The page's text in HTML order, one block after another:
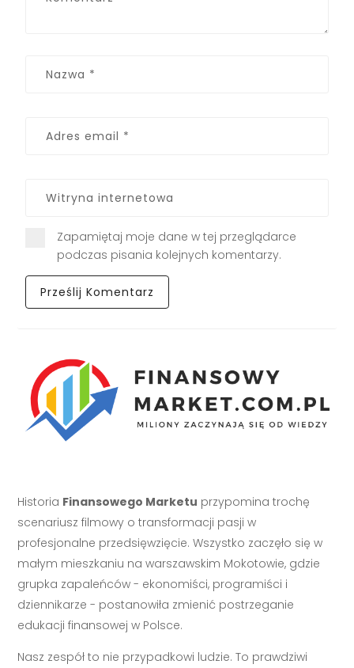
Zapamiętaj moje dane w tej przeglądarce
podczas pisania kolejnych komentarzy.
Historia Finansowego Marketu przypomina trochę
scenariusz filmowy o transformacji pasji w
profesjonalne przedsięwzięcie. Wszystko zaczęło się w
małym mieszkaniu na warszawskim Mokotowie, gdzie
grupka zapaleńców - ekonomiści, programiści i
dziennikarze - postanowiła zmienić postrzeganie
edukacji finansowej w Polsce.
Nasz zespół to nie przypadkowi ludzie. To prawdziwi